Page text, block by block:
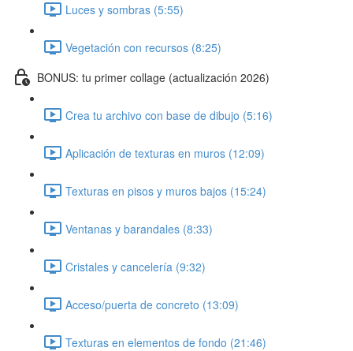
Luces y sombras (5:55)
Vegetación con recursos (8:25)
BONUS: tu primer collage (actualización 2026)
Crea tu archivo con base de dibujo (5:16)
Aplicación de texturas en muros (12:09)
Texturas en pisos y muros bajos (15:24)
Ventanas y barandales (8:33)
Cristales y cancelería (9:32)
Acceso/puerta de concreto (13:09)
Texturas en elementos de fondo (21:46)